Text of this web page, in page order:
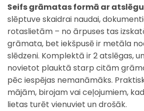
Seifs grāmatas formā ar atslēgu
slēptuve skaidrai naudai,
rotaslietām – no ārpuses tas
grāmata, bet iekšpusē ir metāla
slēdzeni. Komplektā ir 2 atslēgas,
novietot plauktā starp citām
pēc iespējas nemanāmāks.
mājām, birojam vai ceļojumiem,
lietas turēt vienuviet un drošāk.